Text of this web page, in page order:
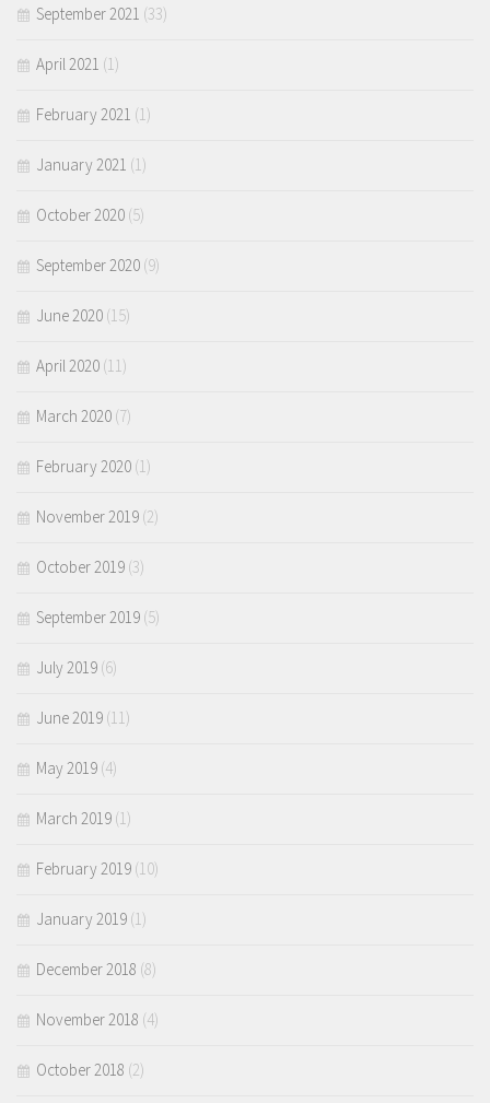
September 2021 (33)
April 2021 (1)
February 2021 (1)
January 2021 (1)
October 2020 (5)
September 2020 (9)
June 2020 (15)
April 2020 (11)
March 2020 (7)
February 2020 (1)
November 2019 (2)
October 2019 (3)
September 2019 (5)
July 2019 (6)
June 2019 (11)
May 2019 (4)
March 2019 (1)
February 2019 (10)
January 2019 (1)
December 2018 (8)
November 2018 (4)
October 2018 (2)